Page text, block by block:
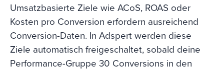
Umsatzbasierte Ziele wie ACoS, ROAS oder
Kosten pro Conversion erfordern ausreichend
Conversion-Daten. In Adspert werden diese
Ziele automatisch freigeschaltet, sobald deine
Performance-Gruppe 30 Conversions in den